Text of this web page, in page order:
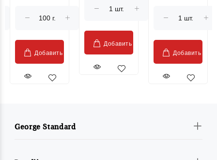
Добавить
Moldovenesc"
Добавить
Добавить
George Standard